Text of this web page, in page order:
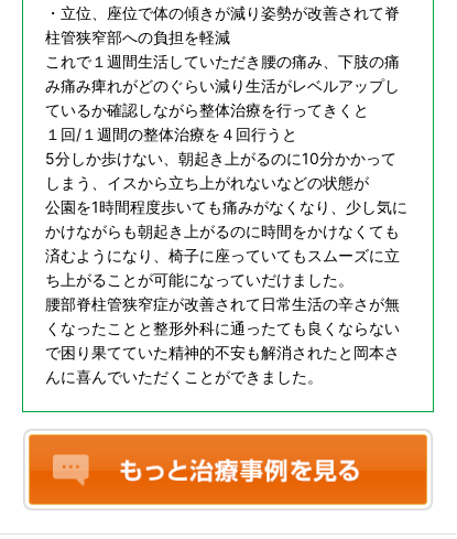
・立位、座位で体の傾きが減り姿勢が改善されて脊
柱管狭窄部への負担を軽減
これで１週間生活していただき腰の痛み、下肢の痛
み痛み痺れがどのぐらい減り生活がレベルアップし
ているか確認しながら整体治療を行ってきくと
１回/１週間の整体治療を４回行うと
5分しか歩けない、朝起き上がるのに10分かかって
しまう、イスから立ち上がれないなどの状態が
公園を1時間程度歩いても痛みがなくなり、少し気に
かけながらも朝起き上がるのに時間をかけなくても
済むようになり、椅子に座っていてもスムーズに立
ち上がることが可能になっていだけました。
腰部脊柱管狭窄症が改善されて日常生活の辛さが無
くなったことと整形外科に通ったても良くならない
で困り果てていた精神的不安も解消されたと岡本さ
んに喜んでいただくことができました。